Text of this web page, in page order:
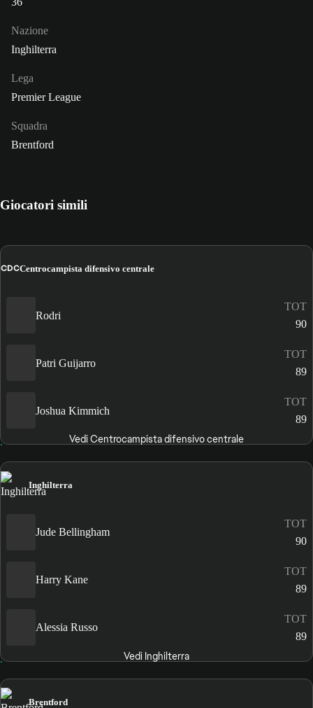
Nazione
Inghilterra
Lega
Premier League
Squadra
Brentford
Giocatori simili
CDCCentrocampista difensivo centrale
Rodri
TOT
90
Patri Guijarro
TOT
89
Joshua Kimmich
TOT
89
Vedi Centrocampista difensivo centrale
Inghilterra
Jude Bellingham
TOT
90
Harry Kane
TOT
89
Alessia Russo
TOT
89
Vedi Inghilterra
Brentford